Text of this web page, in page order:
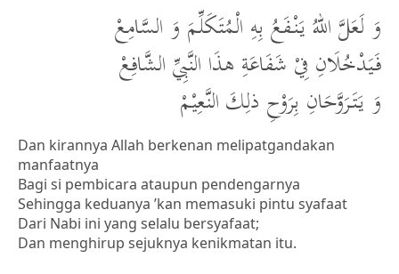
وَ لَعَلَّ اللهُ يَنْفَعُ بِهِ الْمُتَكَلِّمَ وَ السَّامِعْ
فَيَدْخُلَانِ فِيْ شَفَاعَةِ هذَا النَّبِيِّ الشَّافِعْ
وَ يَتَرَوَّحَانِ بِرَوْحِ ذلِكَ النَّعِيْمْ
Dan kirannya Allah berkenan melipatgandakan
manfaatnya
Bagi si pembicara ataupun pendengarnya
Sehingga keduanya ’kan memasuki pintu syafaat
Dari Nabi ini yang selalu bersyafaat;
Dan menghirup sejuknya kenikmatan itu.